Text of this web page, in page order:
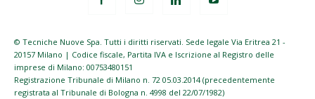
© Tecniche Nuove Spa. Tutti i diritti riservati. Sede legale Via Eritrea 21 -
20157 Milano | Codice fiscale, Partita IVA e Iscrizione al Registro delle
imprese di Milano: 00753480151
Registrazione Tribunale di Milano n. 72 05.03.2014 (precedentemente
registrata al Tribunale di Bologna n. 4998 del 22/07/1982)